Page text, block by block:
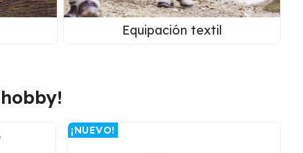
Equipación textil
¡NUEVO!